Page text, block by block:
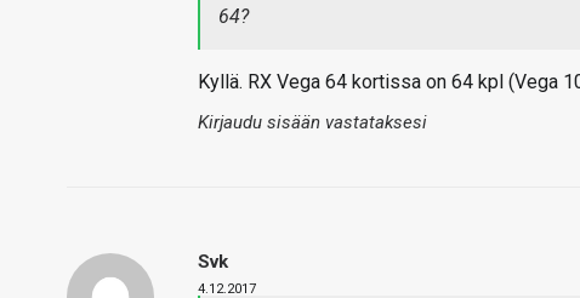
64?
Kyllä. RX Vega 64 kortissa on 64 kpl (Vega
Kirjaudu sisään vastataksesi
Svk
4.12.2017